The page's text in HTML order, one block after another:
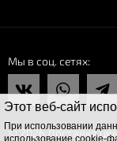
Этот веб-сайт
При использовании
использование cookie-
Мы в соц. сетях
© 2026 Доставка